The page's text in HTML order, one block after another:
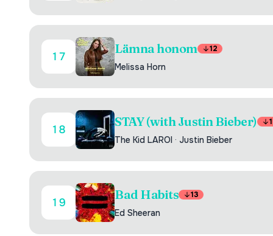
17
Lämna honom 12
Melissa Horn
18
STAY (with Justin Bieber)
The Kid LAROI · Justin Bieber
19
Bad Habits 13
Ed Sheeran